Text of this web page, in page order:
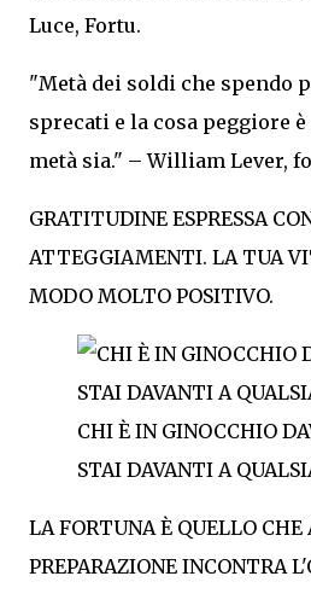
Luce, Fortu.
"Metà dei soldi che spendo
sprecati e la cosa peggiore
metà sia." – William Lever,
GRATITUDINE ESPRESSA
ATTEGGIAMENTI. LA TUA
MODO MOLTO POSITIVO.
CHI È IN GINOCCHIO
STAI DAVANTI A
LA FORTUNA È QUELLO CHE
PREPARAZIONE INCONTRA